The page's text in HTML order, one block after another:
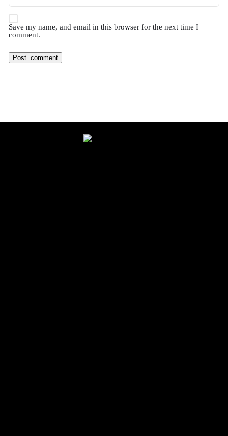
Save my name, and email in this browser for the next time I
comment.